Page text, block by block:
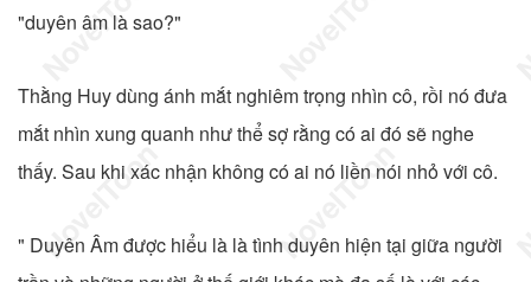
"duyên âm là sao?"
Thằng Huy dùng ánh mắt nghiêm trọng nhìn cô, rồi nó đưa
mắt nhìn xung quanh như thể sợ rằng có ai đó sẽ nghe
thấy. Sau khi xác nhận không có ai nó liền nói nhỏ với cô.
" Duyên Âm được hiểu là là tình duyên hiện tại giữa người